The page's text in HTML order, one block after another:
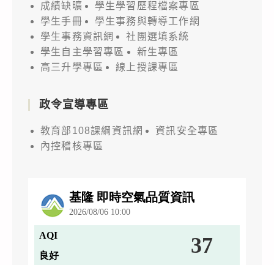
成績缺曠
學生學習歷程檔案專區
學生手冊
學生事務與轉導工作網
學生事務資訊網
社團選填系統
學生自主學習專區
新生專區
高三升學專區
線上授課專區
政令宣導專區
教育部108課綱資訊網
資訊安全專區
內控稽核專區